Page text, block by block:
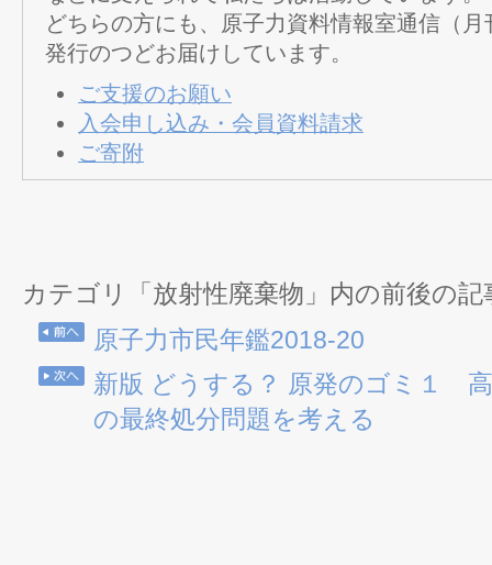
どちらの方にも、原子力資料情報室通信（
発行のつどお届けしています。
ご支援のお願い
入会申し込み・会員資料請求
ご寄附
カテゴリ「放射性廃棄物」内の前後の記
原子力市民年鑑2018-20
新版 どうする？ 原発のゴミ１
の最終処分問題を考える